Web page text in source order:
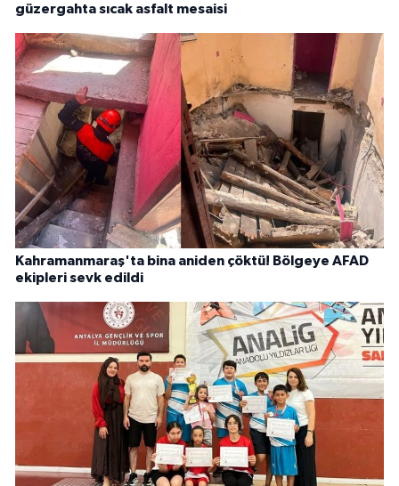
güzergahta sıcak asfalt mesaisi
Kahramanmaraş'ta bina aniden çöktü! Bölgeye AFAD
ekipleri sevk edildi